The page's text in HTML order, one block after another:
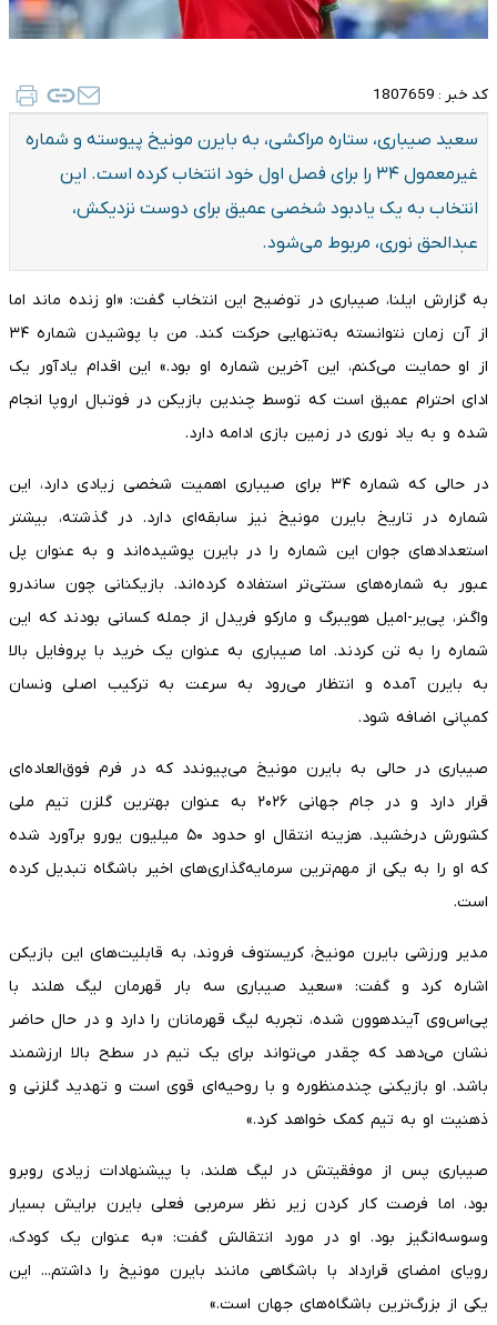
کد خبر : 1807659
سعید صیباری، ستاره مراکشی، به بایرن مونیخ پیوسته و شماره
غیرمعمول ۳۴ را برای فصل اول خود انتخاب کرده است. این
انتخاب به یک یادبود شخصی عمیق برای دوست نزدیکش،
عبدالحق نوری، مربوط می‌شود.
به گزارش ایلنا، صیباری در توضیح این انتخاب گفت: «او زنده ماند اما
از آن زمان نتوانسته به‌تنهایی حرکت کند. من با پوشیدن شماره ۳۴
از او حمایت می‌کنم، این آخرین شماره او بود.» این اقدام یادآور یک
ادای احترام عمیق است که توسط چندین بازیکن در فوتبال اروپا انجام
شده و به یاد نوری در زمین بازی ادامه دارد.
در حالی که شماره ۳۴ برای صیباری اهمیت شخصی زیادی دارد، این
شماره در تاریخ بایرن مونیخ نیز سابقه‌ای دارد. در گذشته، بیشتر
استعدادهای جوان این شماره را در بایرن پوشیده‌اند و به عنوان پل
عبور به شماره‌های سنتی‌تر استفاده کرده‌اند. بازیکنانی چون ساندرو
واگنر، پی‌یر-امیل هویبرگ و مارکو فریدل از جمله کسانی بودند که این
شماره را به تن کردند. اما صیباری به عنوان یک خرید با پروفایل بالا
به بایرن آمده و انتظار می‌رود به سرعت به ترکیب اصلی ونسان
کمپانی اضافه شود.
صیباری در حالی به بایرن مونیخ می‌پیوندد که در فرم فوق‌العاده‌ای
قرار دارد و در جام جهانی ۲۰۲۶ به عنوان بهترین گلزن تیم ملی
کشورش درخشید. هزینه انتقال او حدود ۵۰ میلیون یورو برآورد شده
که او را به یکی از مهم‌ترین سرمایه‌گذاری‌های اخیر باشگاه تبدیل کرده
است.
مدیر ورزشی بایرن مونیخ، کریستوف فروند، به قابلیت‌های این بازیکن
اشاره کرد و گفت: «سعید صیباری سه بار قهرمان لیگ هلند با
پی‌اس‌وی آیندهوون شده، تجربه لیگ قهرمانان را دارد و در حال حاضر
نشان می‌دهد که چقدر می‌تواند برای یک تیم در سطح بالا ارزشمند
باشد. او بازیکنی چندمنظوره و با روحیه‌ای قوی است و تهدید گلزنی و
ذهنیت او به تیم کمک خواهد کرد.»
صیباری پس از موفقیتش در لیگ هلند، با پیشنهادات زیادی روبرو
بود، اما فرصت کار کردن زیر نظر سرمربی فعلی بایرن برایش بسیار
وسوسه‌انگیز بود. او در مورد انتقالش گفت: «به عنوان یک کودک،
رویای امضای قرارداد با باشگاهی مانند بایرن مونیخ را داشتم... این
یکی از بزرگ‌ترین باشگاه‌های جهان است.»